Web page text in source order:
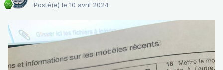
Posté(e) le 10 avril 2024